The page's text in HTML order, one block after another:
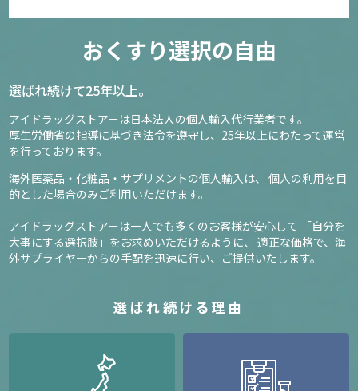
おくすり選択の自由
選ばれ続けて25年以上。
アイドラッグストアーは日本法人の個人輸入代行業者です。
厚生労働省の指導に基づき法令を遵守し、 25年以上にわたって運営
を行っております。
海外医薬品・化粧品・サプリメントの個人輸入は、
個人の利用を目
的とした場合のみご利用いただけます。
アイドラッグストアーは一人でも多くのお客様が安心して
「自分を
大事にする選択肢」をお求めいただけるように、
適正な価格で、海
外サプライヤーからの手配を迅速に行い、ご提供いたします。
選ばれ続ける理由